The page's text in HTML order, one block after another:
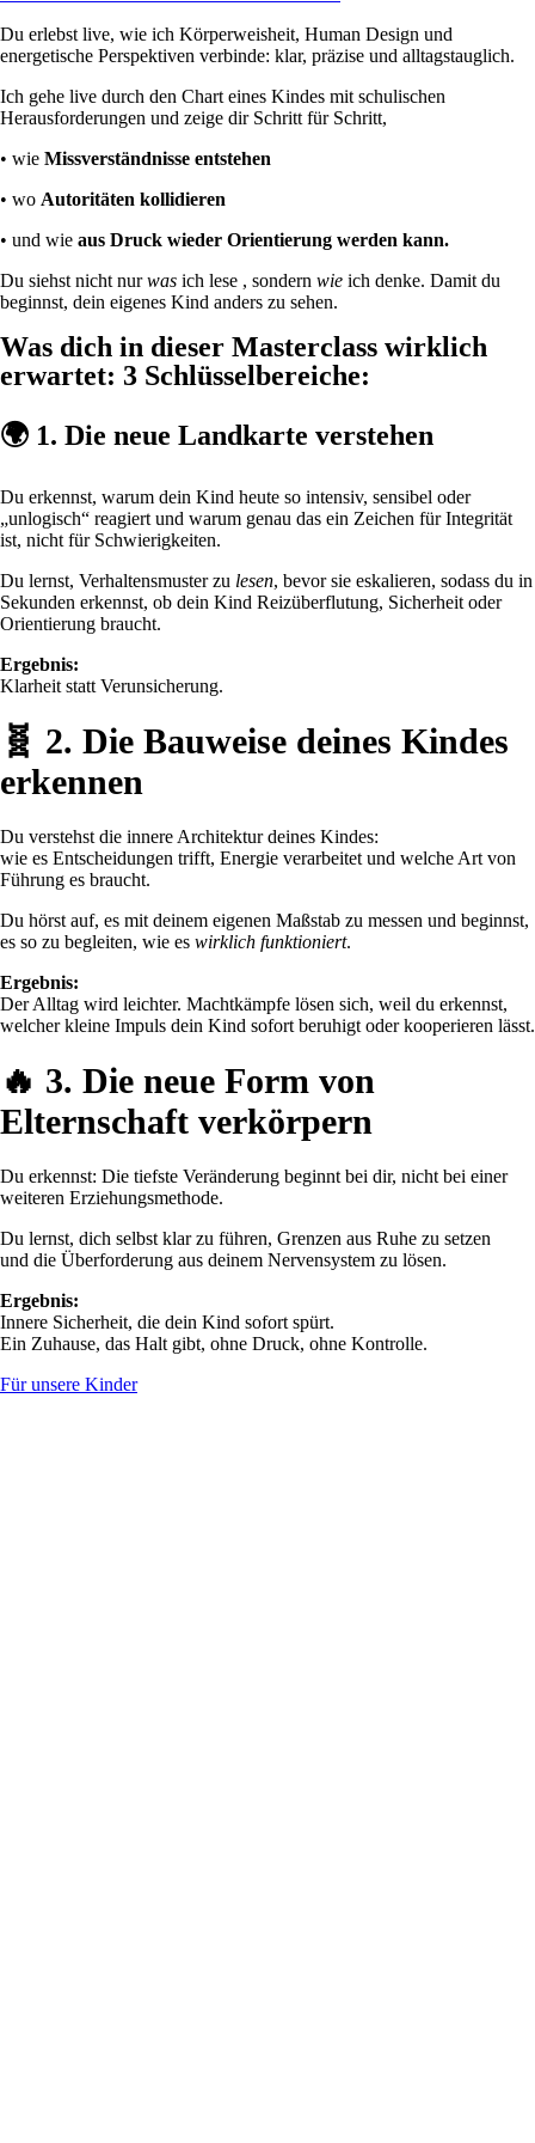
Du erlebst live, wie ich Körperweisheit, Human Design und
energetische Perspektiven verbinde: klar, präzise und alltagstauglich.
Ich gehe live durch den Chart eines Kindes mit schulischen
Herausforderungen und zeige dir Schritt für Schritt,
• wie Missverständnisse entstehen
• wo Autoritäten kollidieren
• und wie aus Druck wieder Orientierung werden kann.
Du siehst nicht nurwas ich lese , sondern wie ich denke. Damit du
beginnst, dein eigenes Kind anders zu sehen.
Was dich in dieser Masterclass wirklich
erwartet: 3 Schlüsselbereiche:
🌍 1. Die neue Landkarte verstehen
Du erkennst, warum dein Kind heute so intensiv, sensibel oder
„unlogisch“ reagiert und warum genau das ein Zeichen für Integrität
ist, nicht für Schwierigkeiten.
Du lernst, Verhaltensmuster zu lesen, bevor sie eskalieren, sodass du in
Sekunden erkennst, ob dein Kind Reizüberflutung, Sicherheit oder
Orientierung braucht.
Ergebnis:
Klarheit statt Verunsicherung.
🧬 2. Die Bauweise deines Kindes
erkennen
Du verstehst die innere Architektur deines Kindes:
wie es Entscheidungen trifft, Energie verarbeitet und welche Art von
Führung es braucht.
Du hörst auf, es mit deinem eigenen Maßstab zu messen und beginnst,
es so zu begleiten, wie es wirklich funktioniert.
Ergebnis:
Der Alltag wird leichter. Machtkämpfe lösen sich, weil du erkennst,
welcher kleine Impuls dein Kind sofort beruhigt oder kooperieren lässt.
🔥 3. Die neue Form von
Elternschaft verkörpern
Du erkennst: Die tiefste Veränderung beginnt bei dir, nicht bei einer
weiteren Erziehungsmethode.
Du lernst, dich selbst klar zu führen, Grenzen aus Ruhe zu setzen
und die Überforderung aus deinem Nervensystem zu lösen.
Ergebnis:
Innere Sicherheit, die dein Kind sofort spürt.
Ein Zuhause, das Halt gibt, ohne Druck, ohne Kontrolle.
Für unsere Kinder